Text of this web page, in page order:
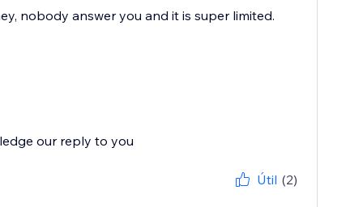
nobody answer you and it is super limited.
our reply to you
Útil (2)